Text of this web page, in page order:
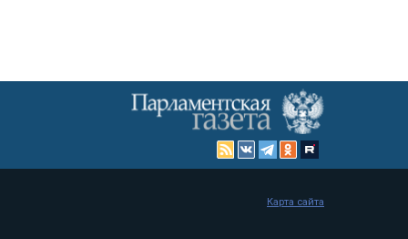
Карта сайта